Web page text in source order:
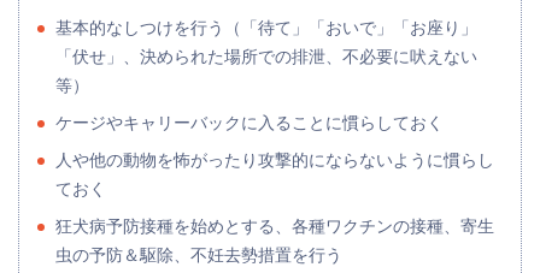
基本的なしつけを行う（「待て」「おいで」「お座り」
「伏せ」、決められた場所での排泄、不必要に吠えない
等）
ケージやキャリーバックに入ることに慣らしておく
人や他の動物を怖がったり攻撃的にならないように慣らし
ておく
狂犬病予防接種を始めとする、各種ワクチンの接種、寄生
虫の予防＆駆除、不妊去勢措置を行う